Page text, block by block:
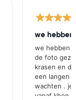
we
we hebben
de foto
krasen en
een langen
wachten . je
vanaf khon